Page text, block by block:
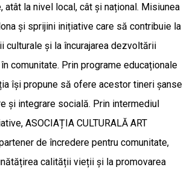
atât la nivel local, cât și național. Misiunea
și sprijini inițiative care să contribuie la
culturale și la încurajarea dezvoltării
comunitate. Prin programe educaționale
își propune să ofere acestor tineri șanse
și integrare socială. Prin intermediul
ASOCIAȚIA CULTURALĂ ART
de încredere pentru comunitate,
calității vieții și la promovarea